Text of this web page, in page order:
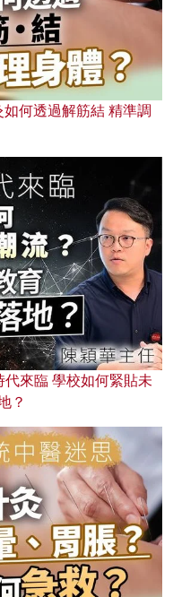
何透過解筋結 精準調
來臨 學校如何緊貼未
？